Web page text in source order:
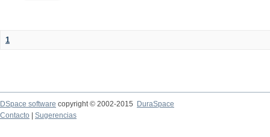
1
DSpace software copyright © 2002-2015
DuraSpace
Contacto
Sugerencias